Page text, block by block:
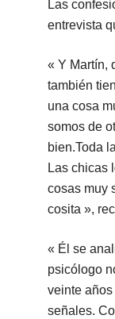
Las
entrevista
« Y Martín,
también
una cosa
somos de
bien.Toda
Las chicas
cosas muy
cosita »,
« Él se
psicólogo
veinte
señales.